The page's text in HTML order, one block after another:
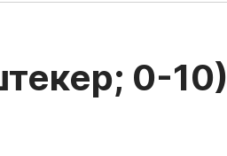
0-10)